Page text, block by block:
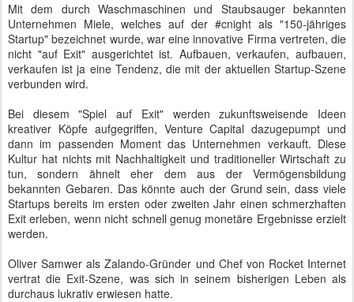
Mit dem durch Waschmaschinen und Staubsauger bekannten
Unternehmen Miele, welches auf der #cnight als "150-jähriges
Startup" bezeichnet wurde, war eine innovative Firma vertreten, die
nicht "auf Exit" ausgerichtet ist. Aufbauen, verkaufen, aufbauen,
verkaufen ist ja eine Tendenz, die mit der aktuellen Startup-Szene
verbunden wird.
Bei diesem "Spiel auf Exit" werden zukunftsweisende Ideen
kreativer Köpfe aufgegriffen, Venture Capital dazugepumpt und
dann im passenden Moment das Unternehmen verkauft. Diese
Kultur hat nichts mit Nachhaltigkeit und traditioneller Wirtschaft zu
tun, sondern ähnelt eher dem aus der Vermögensbildung
bekannten Gebaren. Das könnte auch der Grund sein, dass viele
Startups bereits im ersten oder zweiten Jahr einen schmerzhaften
Exit erleben, wenn nicht schnell genug monetäre Ergebnisse erzielt
werden.
Oliver Samwer als Zalando-Gründer und Chef von Rocket Internet
vertrat die Exit-Szene, was sich in seinem bisherigen Leben als
durchaus lukrativ erwiesen hatte.